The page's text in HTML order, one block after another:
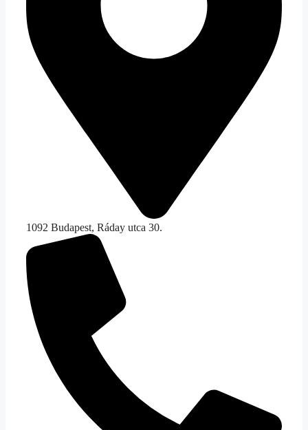
1092 Budapest, Ráday utca 30.